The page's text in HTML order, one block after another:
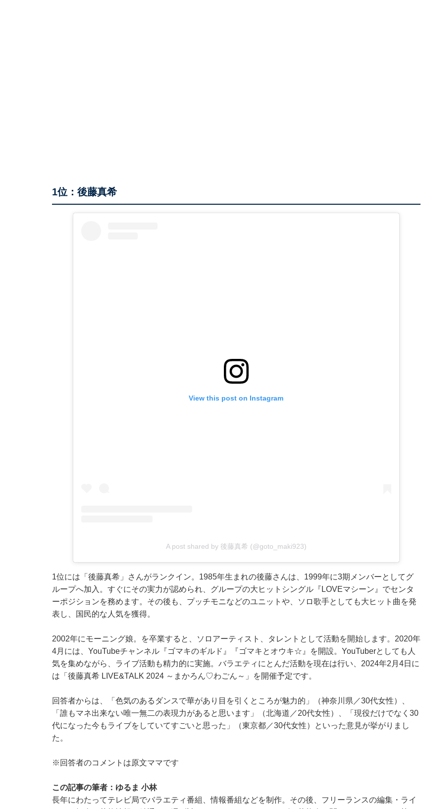
1位：後藤真希
View this post on Instagram
A post shared by 後藤真希 (@goto_maki923)
1位には「後藤真希」さんがランクイン。1985年生まれの後藤さんは、1999年に3期メンバーとしてグ
ループへ加入。すぐにその実力が認められ、グループの大ヒットシングル『LOVEマシーン』でセンタ
ーポジションを務めます。その後も、プッチモニなどのユニットや、ソロ歌手としても大ヒット曲を発
表し、国民的な人気を獲得。
2002年にモーニング娘。を卒業すると、ソロアーティスト、タレントとして活動を開始します。2020年
4月には、YouTubeチャンネル『ゴマキのギルド』『ゴマキとオウキ☆』を開設。YouTuberとしても人
気を集めながら、ライブ活動も精力的に実施。バラエティにとんだ活動を現在は行い、2024年2月4日に
は「後藤真希 LIVE&TALK 2024 ～まかろん♡わごん～」を開催予定です。
回答者からは、「色気のあるダンスで華があり目を引くところが魅力的」（神奈川県／30代女性）、
「誰もマネ出来ない唯一無二の表現力があると思います」（北海道／20代女性）、「現役だけでなく30
代になった今もライブをしていてすごいと思った」（東京都／30代女性）といった意見が挙がりまし
た。
※回答者のコメントは原文ママです
この記事の筆者：ゆるま 小林
長年にわたってテレビ局でバラエティ番組、情報番組などを制作。その後、フリーランスの編集・ライ